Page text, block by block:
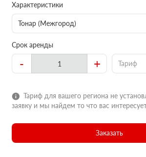
Характеристики
Тонар (Межгород)
Срок аренды
- + Тариф
Тариф для вашего региона не
заявку и мы найдем то что вас
Заказать